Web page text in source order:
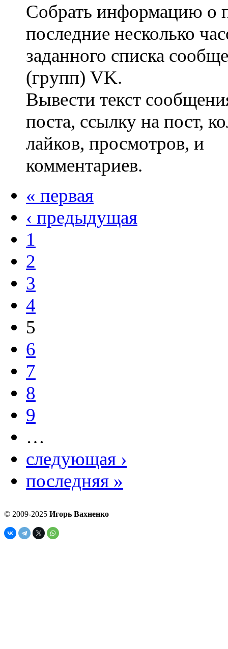
Собрать информацию о
последние несколько
заданного списка
(групп) VK.
Вывести текст
поста, ссылку на пост,
лайков, просмотров, и
комментариев.
« первая
‹ предыдущая
1
2
3
4
5
6
7
8
9
…
следующая ›
последняя »
© 2009-2025 Игорь Вахненко